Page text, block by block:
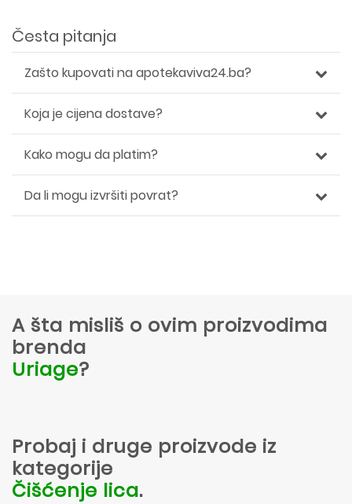
Česta pitanja
Zašto kupovati na apotekaviva24.ba?
Koja je cijena dostave?
Kako mogu da platim?
Da li mogu izvršiti povrat?
A šta misliš o ovim proizvodima
brenda
Uriage?
Probaj i druge proizvode iz
kategorije
Čišćenje lica.